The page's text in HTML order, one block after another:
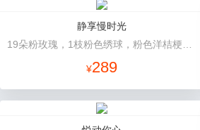
静享慢时光
¥289